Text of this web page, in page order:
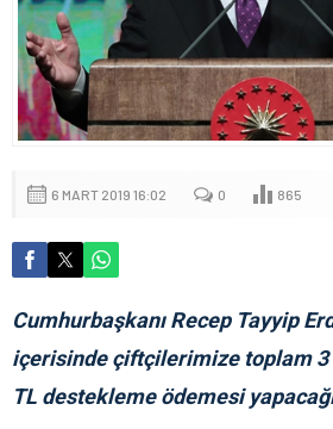
6 MART 2019 16:02 0 865
Cumhurbaşkanı Recep Tayyip
içerisinde çiftçilerimize toplam
TL destekleme ödemesi